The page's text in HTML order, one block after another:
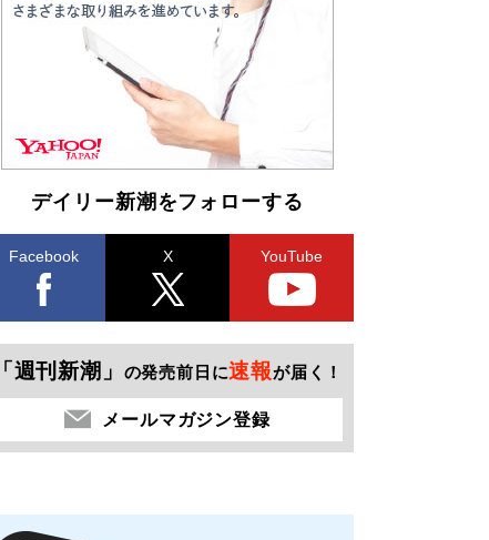
デイリー新潮をフォローする
Facebook X YouTube
「週刊新潮」 の発売前日に速報が届く！
メールマガジン登録